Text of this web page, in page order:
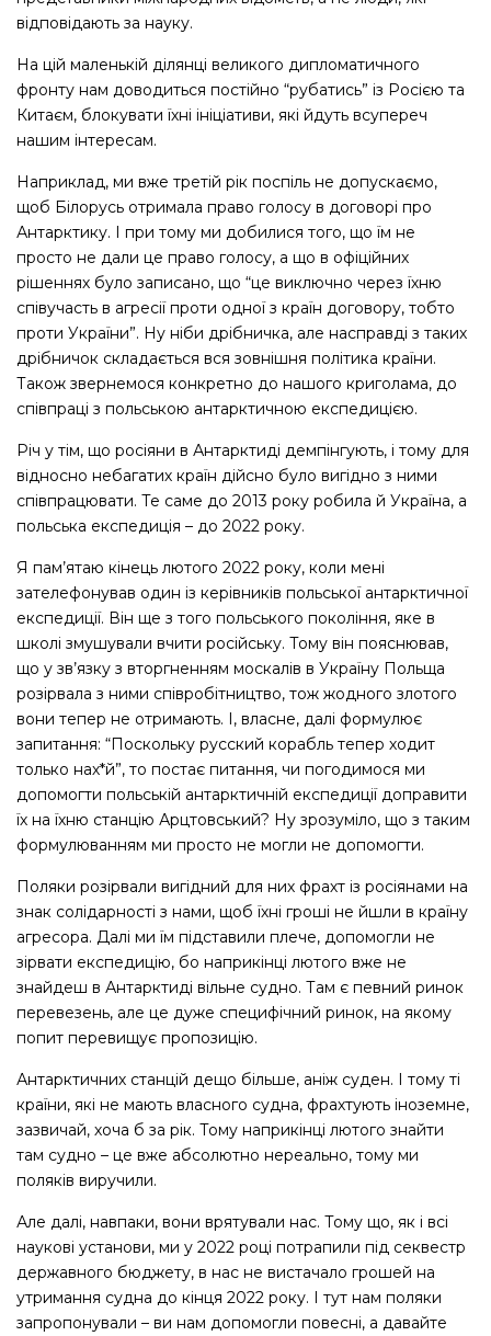
відповідають за науку.
На цій маленькій ділянці великого дипломатичного
фронту нам доводиться постійно “рубатись” із Росією та
Китаєм, блокувати їхні ініціативи, які йдуть всупереч
нашим інтересам.
Наприклад, ми вже третій рік поспіль не допускаємо,
щоб Білорусь отримала право голосу в договорі про
Антарктику. І при тому ми добилися того, що їм не
просто не дали це право голосу, а що в офіційних
рішеннях було записано, що “це виключно через їхню
співучасть в агресії проти одної з країн договору, тобто
проти України”. Ну ніби дрібничка, але насправді з таких
дрібничок складається вся зовнішня політика країни.
Також звернемося конкретно до нашого криголама, до
співпраці з польською антарктичною експедицією.
Річ у тім, що росіяни в Антарктиді демпінгують, і тому для
відносно небагатих країн дійсно було вигідно з ними
співпрацювати. Те саме до 2013 року робила й Україна, а
польська експедиція – до 2022 року.
Я пам’ятаю кінець лютого 2022 року, коли мені
зателефонував один із керівників польської антарктичної
експедиції. Він ще з того польського покоління, яке в
школі змушували вчити російську. Тому він пояснював,
що у зв’язку з вторгненням москалів в Україну Польща
розірвала з ними співробітництво, тож жодного злотого
вони тепер не отримають. І, власне, далі формулює
запитання: “Поскольку русский корабль тепер ходит
только нах*й”, то постає питання, чи погодимося ми
допомогти польській антарктичній експедиції доправити
їх на їхню станцію Арцтовський? Ну зрозуміло, що з таким
формулюванням ми просто не могли не допомогти.
Поляки розірвали вигідний для них фрахт із росіянами на
знак солідарності з нами, щоб їхні гроші не йшли в країну
агресора. Далі ми їм підставили плече, допомогли не
зірвати експедицію, бо наприкінці лютого вже не
знайдеш в Антарктиді вільне судно. Там є певний ринок
перевезень, але це дуже специфічний ринок, на якому
попит перевищує пропозицію.
Антарктичних станцій дещо більше, аніж суден. І тому ті
країни, які не мають власного судна, фрахтують іноземне,
зазвичай, хоча б за рік. Тому наприкінці лютого знайти
там судно – це вже абсолютно нереально, тому ми
поляків виручили.
Але далі, навпаки, вони врятували нас. Тому що, як і всі
наукові установи, ми у 2022 році потрапили під секвестр
державного бюджету, в нас не вистачало грошей на
утримання судна до кінця 2022 року. І тут нам поляки
запропонували – ви нам допомогли повесні, а давайте